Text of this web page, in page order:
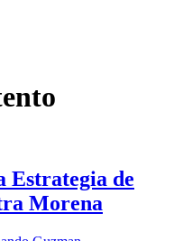
Estrategia de
Morena